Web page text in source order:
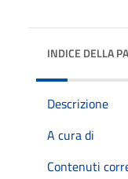
INDICE DELLA
Descrizione
A cura di
Contenuti